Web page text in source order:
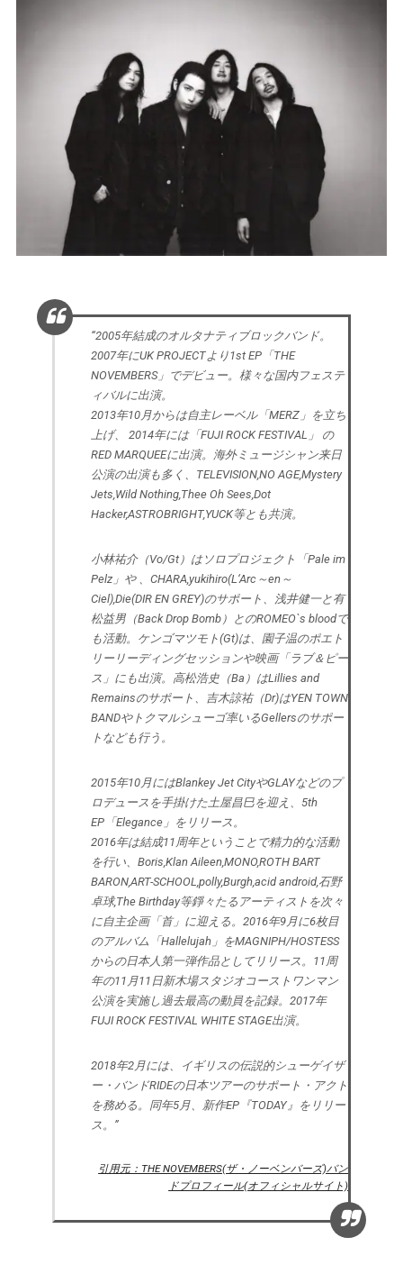
“2005年結成のオルタナティブロックバンド。
2007年にUK PROJECTより1st EP「THE
NOVEMBERS」でデビュー。様々な国内フェステ
ィバルに出演。
2013年10月からは自主レーベル「MERZ」を立ち
上げ、 2014年には「FUJI ROCK FESTIVAL」 の
RED MARQUEEに出演。海外ミュージシャン来日
公演の出演も多く、TELEVISION,NO AGE,Mystery
Jets,Wild Nothing,Thee Oh Sees,Dot
Hacker,ASTROBRIGHT,YUCK等とも共演。
小林祐介（Vo/Gt）はソロプロジェクト「Pale im
Pelz」や 、CHARA,yukihiro(L‘Arc～en～
Ciel),Die(DIR EN GREY)のサポート、浅井健一と有
松益男（Back Drop Bomb）とのROMEO`s bloodで
も活動。ケンゴマツモト(Gt)は、園子温のポエト
リーリーディングセッションや映画「ラブ＆ピー
ス」にも出演。高松浩史（Ba）はLillies and
Remainsのサポート、吉木諒祐（Dr)はYEN TOWN
BANDやトクマルシューゴ率いるGellersのサポー
トなども行う。
2015年10月にはBlankey Jet CityやGLAYなどのプ
ロデュースを手掛けた土屋昌巳を迎え、5th
EP「Elegance」をリリース。
2016年は結成11周年ということで精力的な活動
を行い、Boris,Klan Aileen,MONO,ROTH BART
BARON,ART-SCHOOL,polly,Burgh,acid android,石野
卓球,The Birthday等錚々たるアーティストを次々
に自主企画「首」に迎える。2016年9月に6枚目
のアルバム「Hallelujah」をMAGNIPH/HOSTESS
からの日本人第一弾作品としてリリース。11周
年の11月11日新木場スタジオコーストワンマン
公演を実施し過去最高の動員を記録。2017年
FUJI ROCK FESTIVAL WHITE STAGE出演。
2018年2月には、イギリスの伝説的シューゲイザ
ー・バンドRIDEの日本ツアーのサポート・アクト
を務める。同年5月、新作EP『TODAY』をリリー
ス。”
引用元：THE NOVEMBERS(ザ・ノーベンバーズ)バン
ドプロフィール(オフィシャルサイト)